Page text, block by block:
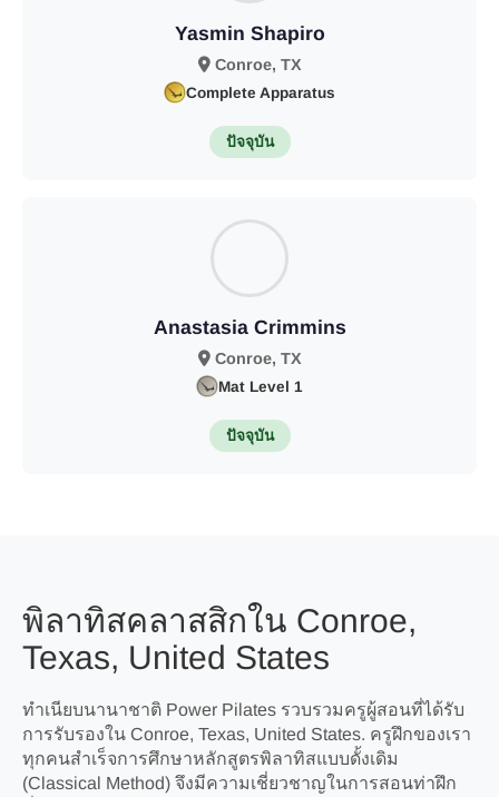
Yasmin Shapiro
Conroe, TX
Complete Apparatus
ปัจจุบัน
Anastasia Crimmins
Conroe, TX
Mat Level 1
ปัจจุบัน
พิลาทิสคลาสสิกใน Conroe,
Texas, United States
ทำเนียบนานาชาติ Power Pilates รวบรวมครูผู้สอนที่ได้รับ
การรับรองใน Conroe, Texas, United States. ครูฝึกของเรา
ทุกคนสำเร็จการศึกษาหลักสูตรพิลาทิสแบบดั้งเดิม
(Classical Method) จึงมีความเชี่ยวชาญในการสอนท่าฝึก